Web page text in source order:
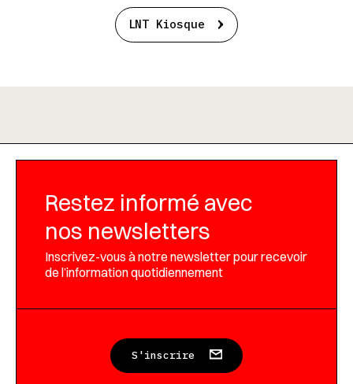
LNT Kiosque
Restez informé avec
nos newsletters
Inscrivez-vous à notre newsletter pour recevoir
de l’information quotidiennement
S'inscrire